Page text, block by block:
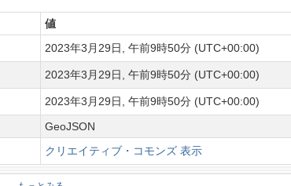
値
2023年3月29日, 午前9時50分 (UTC+00:00)
2023年3月29日, 午前9時50分 (UTC+00:00)
2023年3月29日, 午前9時50分 (UTC+00:00)
GeoJSON
クリエイティブ・コモンズ 表示